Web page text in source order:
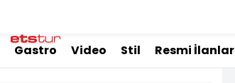
Gastro Video Stil Resmi İlanlar